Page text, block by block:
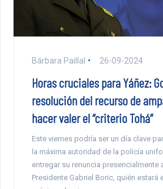
Bárbara Paillal 26-09-2024
Horas cruciales para Yáñez:
resolución del recurso de
hacer valer el “criterio Tohá”
Este viernes podría ser un día clave
la máxima autoridad de la policía
entregar su renuncia presencialmente
Presidente Gabriel Boric, quién estará